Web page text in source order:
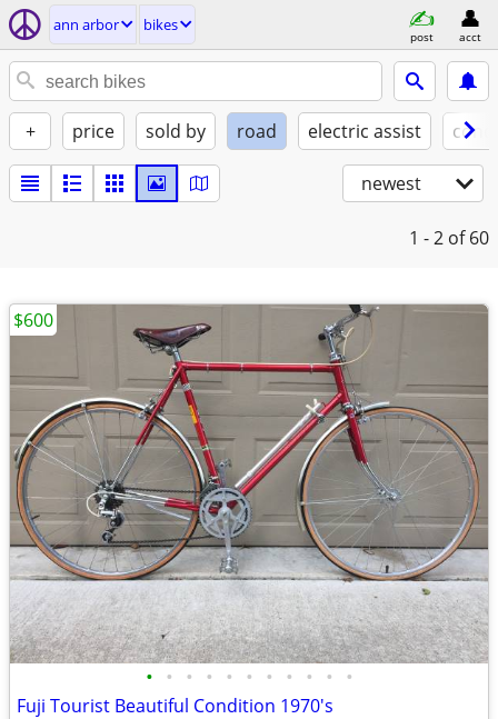
ann arbor bikes
post acct
+ price sold by road electric assist
newest
1 - 2 of 60
• • • • • • • • • • •
Fuji Tourist Beautiful Condition 1970's
$600